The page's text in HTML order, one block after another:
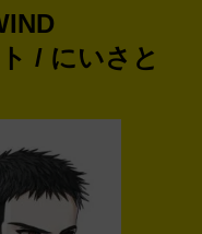
/ にいさと